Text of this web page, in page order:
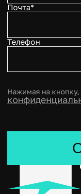
Почта*
Телефон
Нажимая на кнопку,